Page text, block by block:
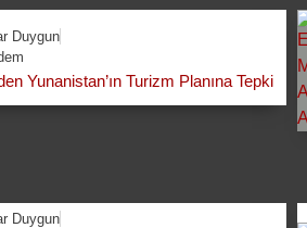
Duygun
Yunanistan’ın Turizm Planına Tepki
Duygun